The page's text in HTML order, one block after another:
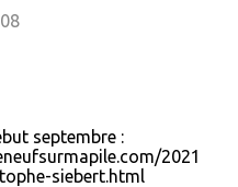
septembre :
2021
siebert.html